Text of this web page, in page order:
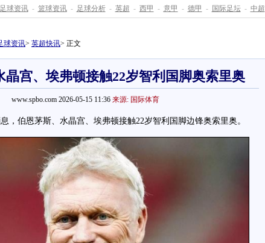
足球资讯 - 篮球资讯 - 足球分析 - 英超 - 西甲 - 意甲 - 德甲 - 国际足坛 - 中超
球资讯> 英超快讯> 正文
晶宫、埃弗顿接触22岁智利国脚奥索里奥
www.spbo.com 2026-05-15 11:36 来源: 国际体育
伯恩茅斯、水晶宫、埃弗顿接触22岁智利国脚边锋奥索里奥。